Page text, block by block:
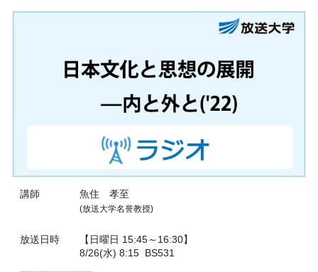
講師 魚住 孝至
(放送大学名誉教授)
放送日時
【日曜日 15:45～16:30】
8/26(水) 8:15BS531